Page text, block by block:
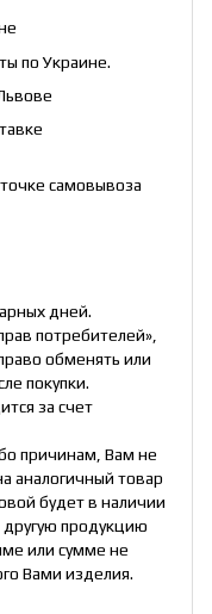
по Украине.
самовывоза
дней.
потребителей»,
обменять или
покупки.
за счет
причинам, Вам не
аналогичный товар
будет в наличии
продукцию
или сумме не
Вами изделия.